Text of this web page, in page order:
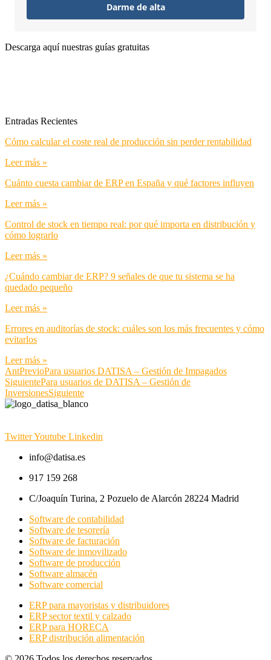
Darme de alta
Descarga aquí nuestras guías gratuitas
Entradas Recientes
Cómo calcular el coste real de producción sin perder rentabilidad
Leer más »
Cuánto cuesta cambiar de ERP en España y qué factores influyen
Leer más »
Control de stock en tiempo real: por qué importa en distribución y
cómo lograrlo
Leer más »
¿Cuándo cambiar de ERP? 9 señales de que tu sistema se ha
quedado pequeño
Leer más »
Errores en auditorías de stock: cuáles son los más frecuentes y cómo
evitarlos
Leer más »
AntPrevioPara usuarios DATISA – Gestión de Impagados
SiguientePara usuarios de DATISA – Gestión de
InversionesSiguiente
TwitterYoutube Linkedin
info@datisa.es
917 159 268
C/Joaquín Turina, 2 Pozuelo de Alarcón 28224 Madrid
Software de contabilidad
Software de tesorería
Software de facturación
Software de inmovilizado
Software de producción
Software almacén
Software comercial
ERP para mayoristas y distribuidores
ERP sector textil y calzado
ERP para HORECA
ERP distribución alimentación